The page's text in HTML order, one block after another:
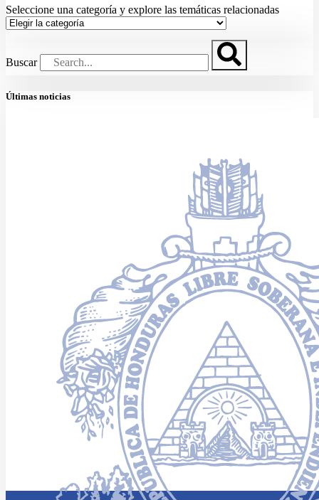
Seleccione una categoría y explore las temáticas relacionadas
Buscar
Últimas noticias